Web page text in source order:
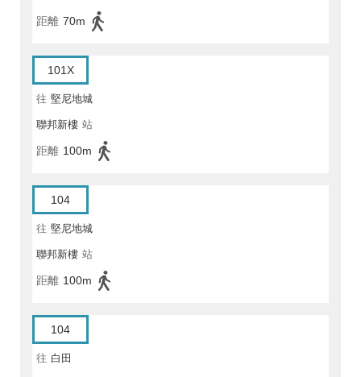
距離 70m
101X
往 堅尼地城
聯邦新樓 站
距離 100m
104
往 堅尼地城
聯邦新樓 站
距離 100m
104
往 白田